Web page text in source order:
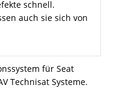
schnell.
auch sie sich von
für Seat
Technisat Systeme.